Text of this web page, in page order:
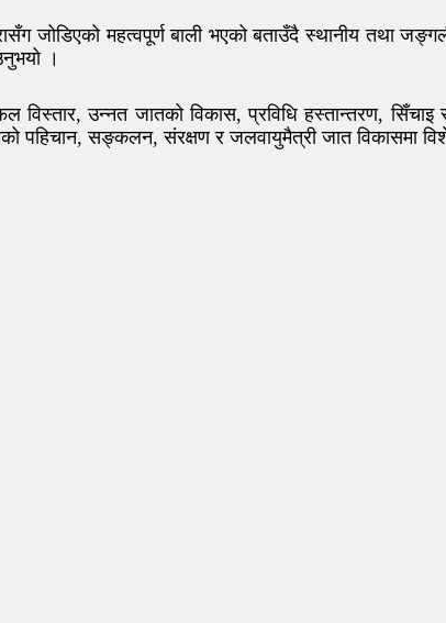
जोडिएको महत्वपूर्ण बाली भएको बताउँदै स्थानीय तथा
।
उन्नत जातको विकास, प्रविधि हस्तान्तरण, सिँचाइ
पहिचान, सङ्कलन, संरक्षण र जलवायुमैत्री जात विकासमा